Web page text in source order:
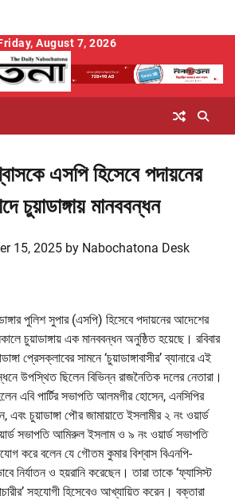
August 7, 2026
এসপি হিসেবে পদায়নের
চুয়াডাঙ্গায় মানববন্ধন
15, 2025 by Nabochatona Desk
পুলিশ সুপার (এসপি) হিসেবে পদায়নের আদেশের
চুয়াডাঙ্গায় এক মানববন্ধন অনুষ্ঠিত হয়েছে। রবিবার
প্রেসক্লাবের সামনে ‘চুয়াডাঙ্গাবাসীর’ ব্যানারে এই
উপস্থিত ছিলেন বিভিন্ন রাজনৈতিক দলের নেতারা।
এবি পার্টির সভাপতি আলমগীর হোসেন, এনসিপির
এবং চুয়াডাঙ্গা পৌর জামায়াতে ইসলামীর ২ নং ওয়ার্ড
সভাপতি আমিরুল ইসলাম ও ৯ নং ওয়ার্ড সভাপতি
করে বলেন যে গৌতম কুমার বিশ্বাস বিএনপি-
নির্যাতন ও হয়রানি করেছেন। তারা তাকে ‘ফ্যাসিস্ট
সহযোগী হিসেবেও আখ্যায়িত করেন। বক্তারা